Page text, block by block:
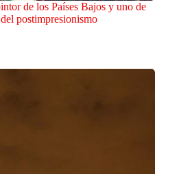
de los Países Bajos y uno de
postimpresionismo